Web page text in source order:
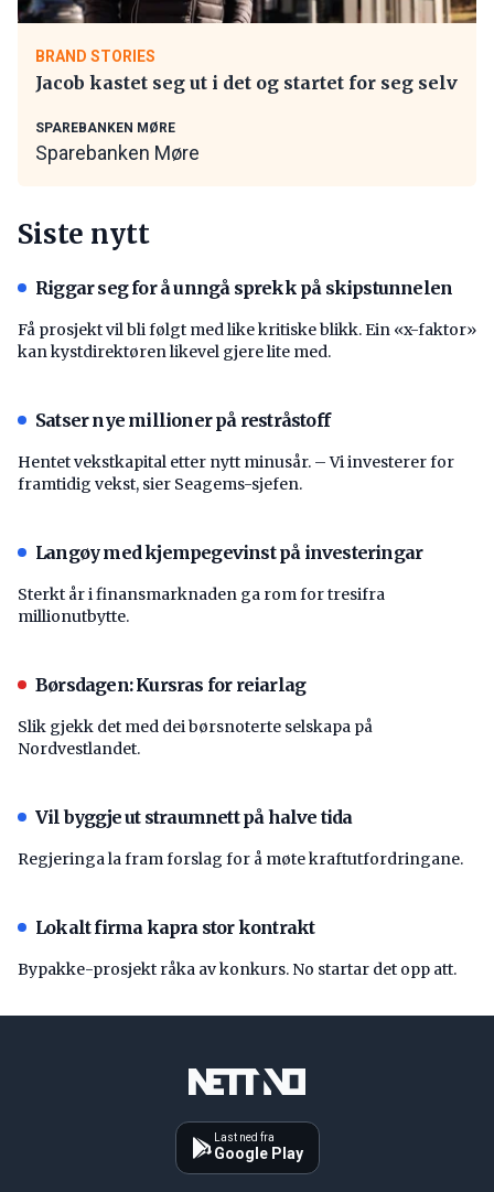
BRAND STORIES
Jacob kastet seg ut i det og startet for seg selv
SPAREBANKEN MØRE
Sparebanken Møre
Siste nytt
Riggar seg for å unngå sprekk på skipstunnelen
Få prosjekt vil bli følgt med like kritiske blikk. Ein «x-faktor»
kan kystdirektøren likevel gjere lite med.
Satser nye millioner på restråstoff
Hentet vekstkapital etter nytt minusår. – Vi investerer for
framtidig vekst, sier Seagems-sjefen.
Langøy med kjempegevinst på investeringar
Sterkt år i finansmarknaden ga rom for tresifra
millionutbytte.
Børsdagen: Kursras for reiarlag
Slik gjekk det med dei børsnoterte selskapa på
Nordvestlandet.
Vil byggje ut straumnett på halve tida
Regjeringa la fram forslag for å møte kraftutfordringane.
Lokalt firma kapra stor kontrakt
Bypakke-prosjekt råka av konkurs. No startar det opp att.
Last ned fra
Google Play